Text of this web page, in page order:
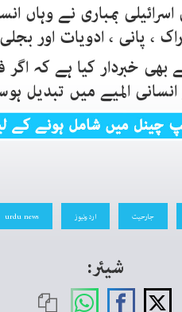
بمباری نے وہاں
، پانی ، ادویات اور
خبردار کیا ہے کہ
المیے میں تبدیل
جارحیت اردونیوز urdu news
شیئر: